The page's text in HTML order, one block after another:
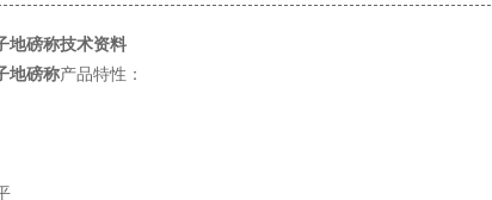
地磅称技术资料
地磅称产品特性：